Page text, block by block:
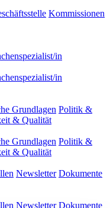
Kommissionen
in
in
Grundlagen Politik &
& Qualität
Grundlagen Politik &
& Qualität
Newsletter Dokumente
Newsletter Dokumente